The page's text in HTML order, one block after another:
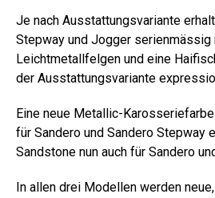
Je nach Ausstattungsvariante
Stepway und Jogger serienmässig
Leichtmetallfelgen und eine
der Ausstattungsvariante
Eine neue Metallic-
für Sandero und Sandero Stepway
Sandstone nun auch für Sandero
In allen drei Modellen werden